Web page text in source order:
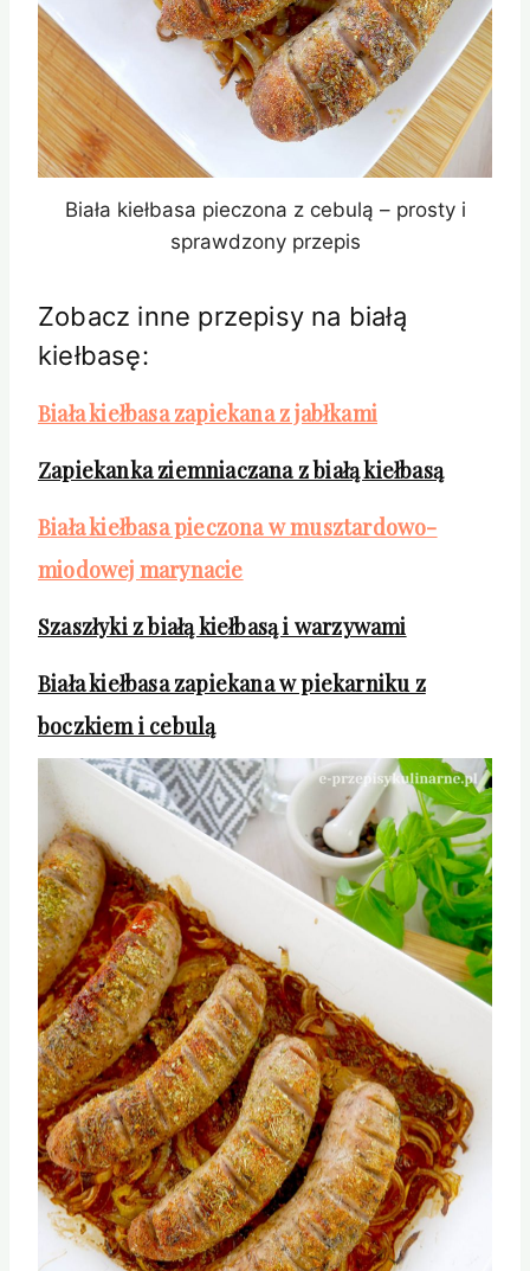
Biała kiełbasa pieczona z cebulą – prosty i
sprawdzony przepis
Zobacz inne przepisy na białą
kiełbasę:
Biała kiełbasa zapiekana z jabłkami
Zapiekanka ziemniaczana z białą kiełbasą
Biała kiełbasa pieczona w musztardowo-
miodowej marynacie
Szaszłyki z białą kiełbasą i warzywami
Biała kiełbasa zapiekana w piekarniku z
boczkiem i cebulą